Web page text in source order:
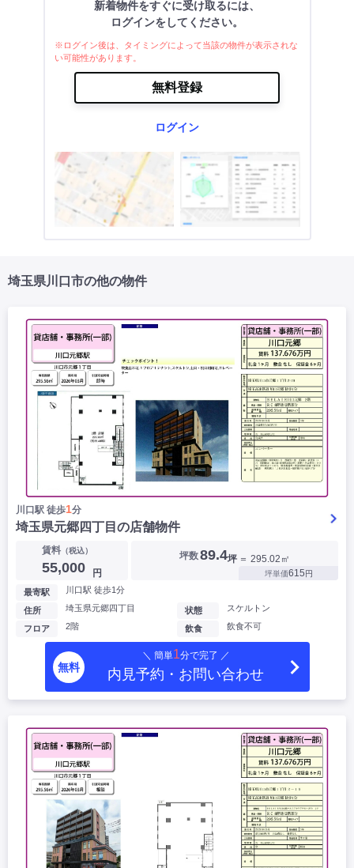
新着物件をすぐに受け取るには、
ログインをしてください。
※ログイン後は、タイミングによって当該の物件が表示されな
い可能性があります。
無料登録
ログイン
埼玉県川口市の他の物件
川口駅 徒歩1分
埼玉県元郷四丁目の店舗物件
賃料 （税込）
55,000 円
坪数89.4坪 ＝ 295.02㎡
坪単価615円
最寄駅 川口駅 徒歩1分
住所 埼玉県元郷四丁目
フロア 2階
状態 スケルトン
飲食 飲食不可
無料
＼ 簡単1分で完了 ／
内見予約・お問い合わせ